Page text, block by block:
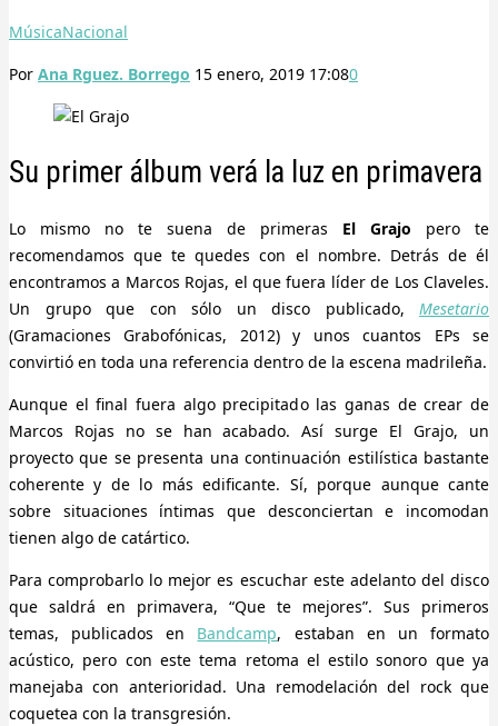
MúsicaNacional
Por Ana Rguez. Borrego 15 enero, 2019 17:080
Su primer álbum verá la luz en primavera
Lo mismo no te suena de primeras El Grajo pero te
recomendamos que te quedes con el nombre. Detrás de él
encontramos a Marcos Rojas, el que fuera líder de Los Claveles.
Un grupo que con sólo un disco publicado, Mesetario
(Gramaciones Grabofónicas, 2012) y unos cuantos EPs se
convirtió en toda una referencia dentro de la escena madrileña.
Aunque el final fuera algo precipitado las ganas de crear de
Marcos Rojas no se han acabado. Así surge El Grajo, un
proyecto que se presenta una continuación estilística bastante
coherente y de lo más edificante. Sí, porque aunque cante
sobre situaciones íntimas que desconciertan e incomodan
tienen algo de catártico.
Para comprobarlo lo mejor es escuchar este adelanto del disco
que saldrá en primavera, “Que te mejores”. Sus primeros
temas, publicados en Bandcamp, estaban en un formato
acústico, pero con este tema retoma el estilo sonoro que ya
manejaba con anterioridad. Una remodelación del rock que
coquetea con la transgresión.